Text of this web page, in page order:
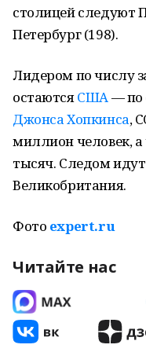
столицей следуют
Петербург (198).
Лидером по числу
остаютсяСША— по
Джонса Хопкинса,
миллион человек,
тысяч. Следом
Великобритания.
Фото expert.ru
Читайте нас